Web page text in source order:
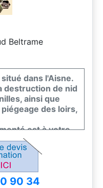
Beltrame
dans l'Aisne.
destruction de nid
ainsi que
des loirs,
est à votre
de ces
et sécurisé.
de protéger
menaces
j'utilise des
90 34